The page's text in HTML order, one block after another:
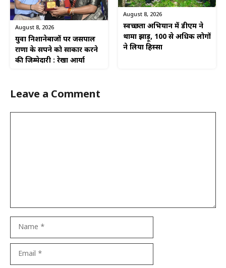
August 8, 2026
युवा निशानेबाजों पर जसपाल
राणा के सपने को साकार करने
की जिम्मेदारी : रेखा आर्या
August 8, 2026
स्वच्छता अभियान में डीएम ने
थामा झाड़ू, 100 से अधिक लोगों
ने लिया हिस्सा
Leave a Comment